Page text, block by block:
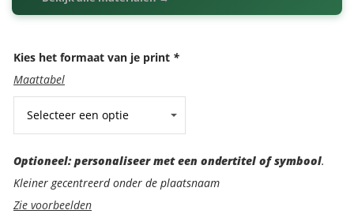
Kies het formaat van je print *
Maattabel
Optioneel:
personaliseer
met
Optioneel: personaliseer met een ondertitel of symbool.
Kleiner gecentreerd onder de plaatsnaam
Zie voorbeelden